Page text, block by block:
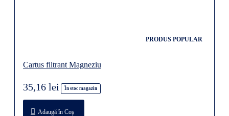
PRODUS POPULAR
Cartus filtrant Magneziu
În stoc magazin
35,16 lei
Adaugă în Coş